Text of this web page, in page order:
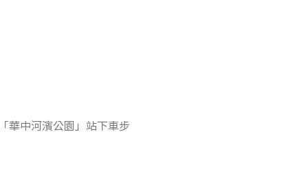
華中河濱公園」站下車步